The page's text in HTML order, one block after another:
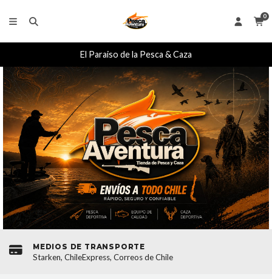
0
El Paraiso de la Pesca & Caza
MEDIOS DE TRANSPORTE
Starken, ChileExpress, Correos de Chile